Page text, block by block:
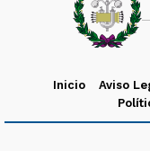
Inicio Aviso